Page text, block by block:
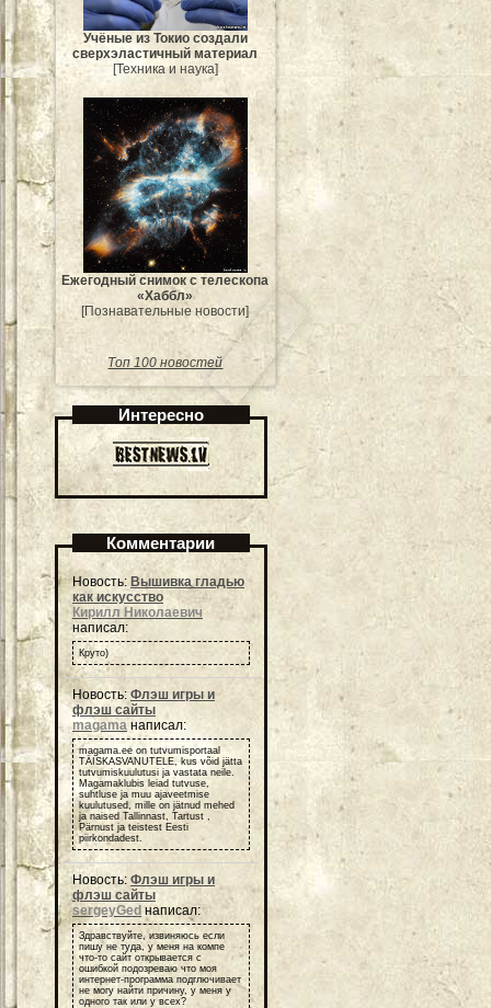
Учёные из Токио создали
сверхэластичный материал
[Техника и наука]
Ежегодный снимок с телескопа
«Хаббл»
[Познавательные новости]
Топ 100 новостей
Интересно
Комментарии
Новость: Вышивка гладью
как искусство
Кирилл Николаевич
написал:
Круто)
Новость:Флэш игры и
флэш сайты
magama написал:
magama.ee on tutvumisportaal
TÄISKASVANUTELE, kus võid jätta
tutvumiskuulutusi ja vastata neile.
Magamaklubis leiad tutvuse,
suhtluse ja muu ajaveetmise
kuulutused, mille on jätnud mehed
ja naised Tallinnast, Tartust ,
Pärnust ja teistest Eesti
piirkondadest.
Новость: Флэш игры и
флэш сайты
sergeyGed написал:
Здравствуйте, извиняюсь если
пишу не туда, у меня на компе
что-то сайт открывается с
ошибкой подозреваю что моя
интернет-программа подглючивает
не могу найти причину, у меня у
одного так или у всех?